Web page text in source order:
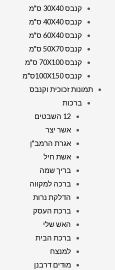
קנבס 30X40 ס"מ
קנבס 40X40 ס"מ
קנבס 60X40 ס"מ
קנבס 50X70 ס"מ
קנבס 70X100 ס"מ
קנבס 100X150ס"מ
תמונות זכוכית וקנבס
ברכות
12 השבטים
אשר יצר
אגרת הרמב"ן
אשת חיל
בריך שמה
ברכה למקווה
הדלקת נרות
ברכת העסק
האש שלי
ברכת הבית
למנצח
מודים דרבנן